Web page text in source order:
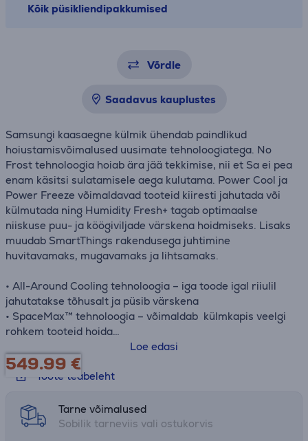
Kõik püsikliendipakkumised
Võrdle
Saadavus kauplustes
Samsungi kaasaegne külmik ühendab paindlikud
hoiustamisvõimalused uusimate tehnoloogiatega. No
Frost tehnoloogia hoiab ära jää tekkimise, nii et Sa ei pea
enam käsitsi sulatamisele aega kulutama. Power Cool ja
Power Freeze võimaldavad tooteid kiiresti jahutada või
külmutada ning Humidity Fresh+ tagab optimaalse
niiskuse puu- ja köögiviljade värskena hoidmiseks. Lisaks
muudab SmartThings rakendusega juhtimine
huvitavamaks, mugavamaks ja lihtsamaks.
• All-Around Cooling tehnoloogia – iga toode igal riiulil
jahutatakse tõhusalt ja püsib värskena
• SpaceMax™ tehnoloogia – võimaldab külmkapis veelgi
rohkem tooteid hoida
• SmartThingsi AI energiarežiim – jälgi oma
energiatarbimist ja vähenda seda ennetavalt
• Metal Cooling tehnoloogia – hoiab külma taset, et toit
• Optimal Fresh+ tehnoloogia – erinevad temperatuurid
erinevate toodete jaoks
Loe edasi
549.99 €
Toote teabeleht
Tarne võimalused
Sobilik tarneviis vali ostukorvis